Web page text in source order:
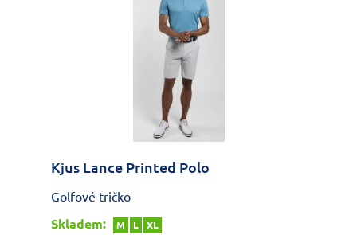
Kjus Lance Printed Polo
Golfové tričko
Skladem:
M L XL